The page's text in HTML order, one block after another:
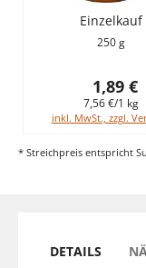
Einzelkauf
250 g
1,89 €
7,56 €/1 kg
inkl. MwSt., zzgl.
* Streichpreis entspricht
DETAILS